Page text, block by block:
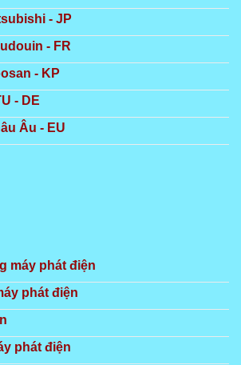
- JP
- FR
- KP
- DE
Âu - EU
máy phát điện
phát điện
phát điện